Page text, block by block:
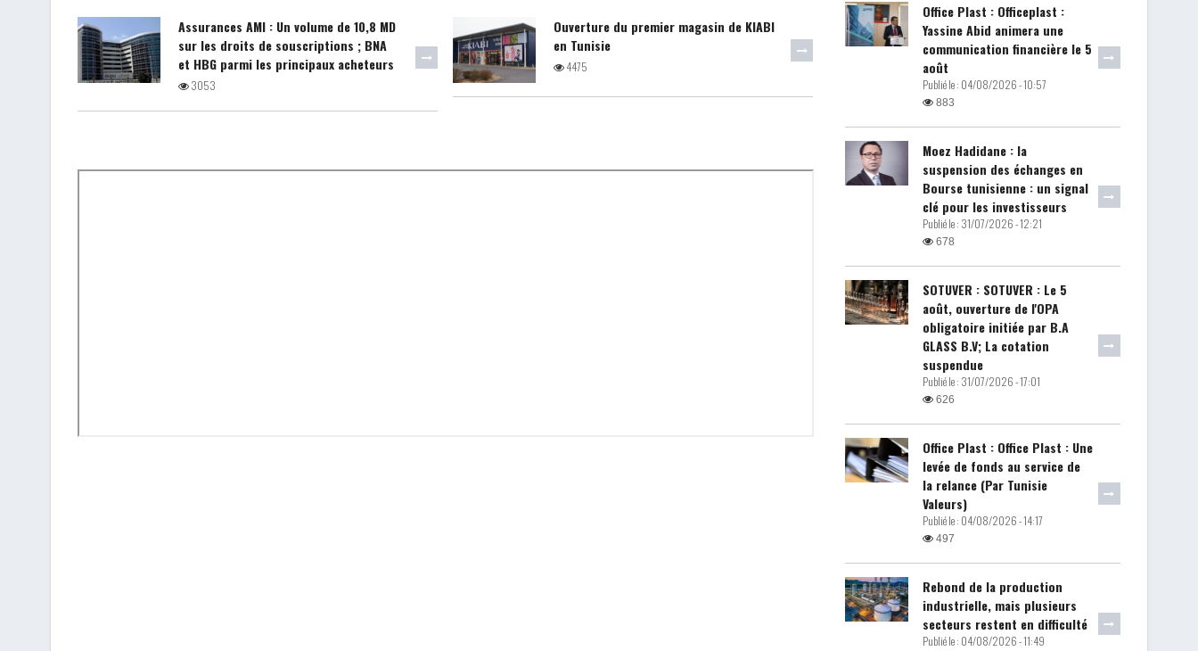
Assurances AMI : Un volume de 10,8 MD
sur les droits de souscriptions ; BNA
et HBG parmi les principaux acheteurs
3053
Ouverture du premier magasin de KIABI
en Tunisie
4475
Office Plast : Officeplast :
Yassine Abid animera une
communication financière le 5
août
Publié le : 04/08/2026 - 10:57
883
Moez Hadidane : la
suspension des échanges en
Bourse tunisienne : un signal
clé pour les investisseurs
Publié le : 31/07/2026 - 12:21
678
SOTUVER : SOTUVER : Le 5
août, ouverture de l'OPA
obligatoire initiée par B.A
GLASS B.V; La cotation
suspendue
Publié le : 31/07/2026 - 17:01
626
Office Plast : Office Plast : Une
levée de fonds au service de
la relance (Par Tunisie
Valeurs)
Publié le : 04/08/2026 - 14:17
497
Rebond de la production
industrielle, mais plusieurs
secteurs restent en difficulté
Publié le : 04/08/2026 - 11:49